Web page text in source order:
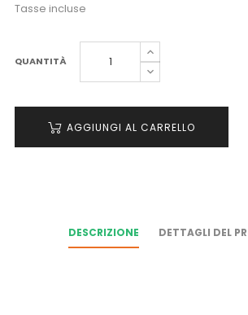
Tasse incluse
QUANTITÀ
AGGIUNGI AL CARRELLO
DESCRIZIONE DETTAGLI DEL